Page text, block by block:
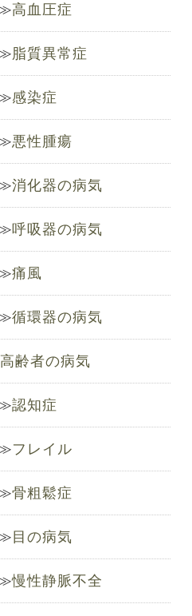
高血圧症
脂質異常症
感染症
悪性腫瘍
消化器の病気
呼吸器の病気
痛風
循環器の病気
高齢者の病気
認知症
フレイル
骨粗鬆症
目の病気
慢性静脈不全